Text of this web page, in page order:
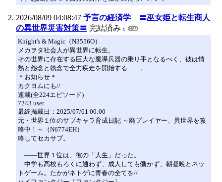
2026/08/09 04:08:47 予言の経済学 〓巫女姫と転生商人
の異世界災害対策〓 完結済み
Knight's & Magic（N3556O）
メカヲタ社会人が異世界に転生。
その世界に存在する巨大な魔導兵器の乗り手となるべく、彼は情
熱と怨念と執念で全力疾走を開始する……。
＊お知らせ＊
カクヨムにも//
連載(全224エピソード)
7243 user
最終掲載日：2025/07/01 00:00
元・世界１位のサブキャラ育成日記 ～廃プレイヤー、異世界を攻
略中！～（N6774EH）
略してセカサブ。
――世界１位は、彼の「人生」だった。
中学も高校もろくに通わず、成人しても働かず、朝昼晩とネッ
トゲーム。たかがネトゲに青春の全てを//